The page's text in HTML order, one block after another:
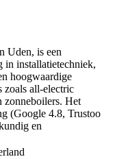
Uden, is een
in installatietechniek,
hoogwaardige
zoals all-electric
zonneboilers. Het
(Google 4.8, Trustoo
en